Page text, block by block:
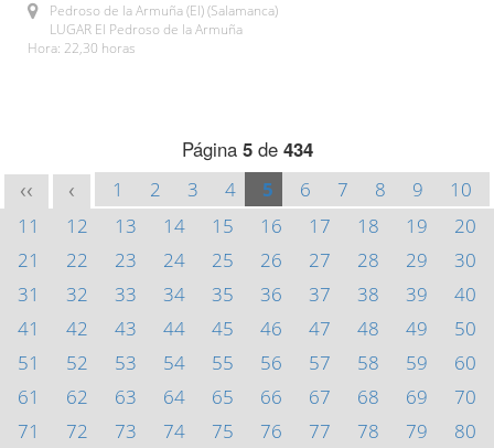
Pedroso de la Armuña (El) (Salamanca)
LUGAR El Pedroso de la Armuña
Hora: 22,30 horas
Página 5de 434
<< < 1 2 3 4 5 6 7 8 9
10
11
12 13 14 15 16 17 18 19
20
21
22 23 24 25 26 27 28 29
30
31
32 33 34 35 36 37 38 39
40
41
42 43 44 45 46 47 48 49
50
51
52 53 54 55 56 57 58 59
60
61
62 63 64 65 66 67 68 69
70
71
72 73 74 75 76 77 78 79
80